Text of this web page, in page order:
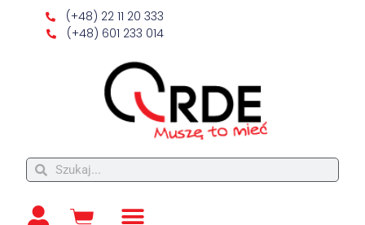
(+48) 22 11 20 333
(+48) 601 233 014